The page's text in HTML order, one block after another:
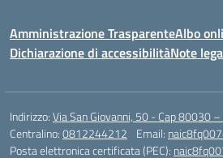
Amministrazione TrasparenteAlbo
Dichiarazione di accessibilitàNote
Indirizzo:Via San Giovanni, 50 - Cap 80030 –
Centralino:0812244212 Email:
Posta elettronica certificata (PEC):